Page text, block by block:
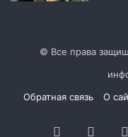
© Все права
Обратная связь
О
Facebook